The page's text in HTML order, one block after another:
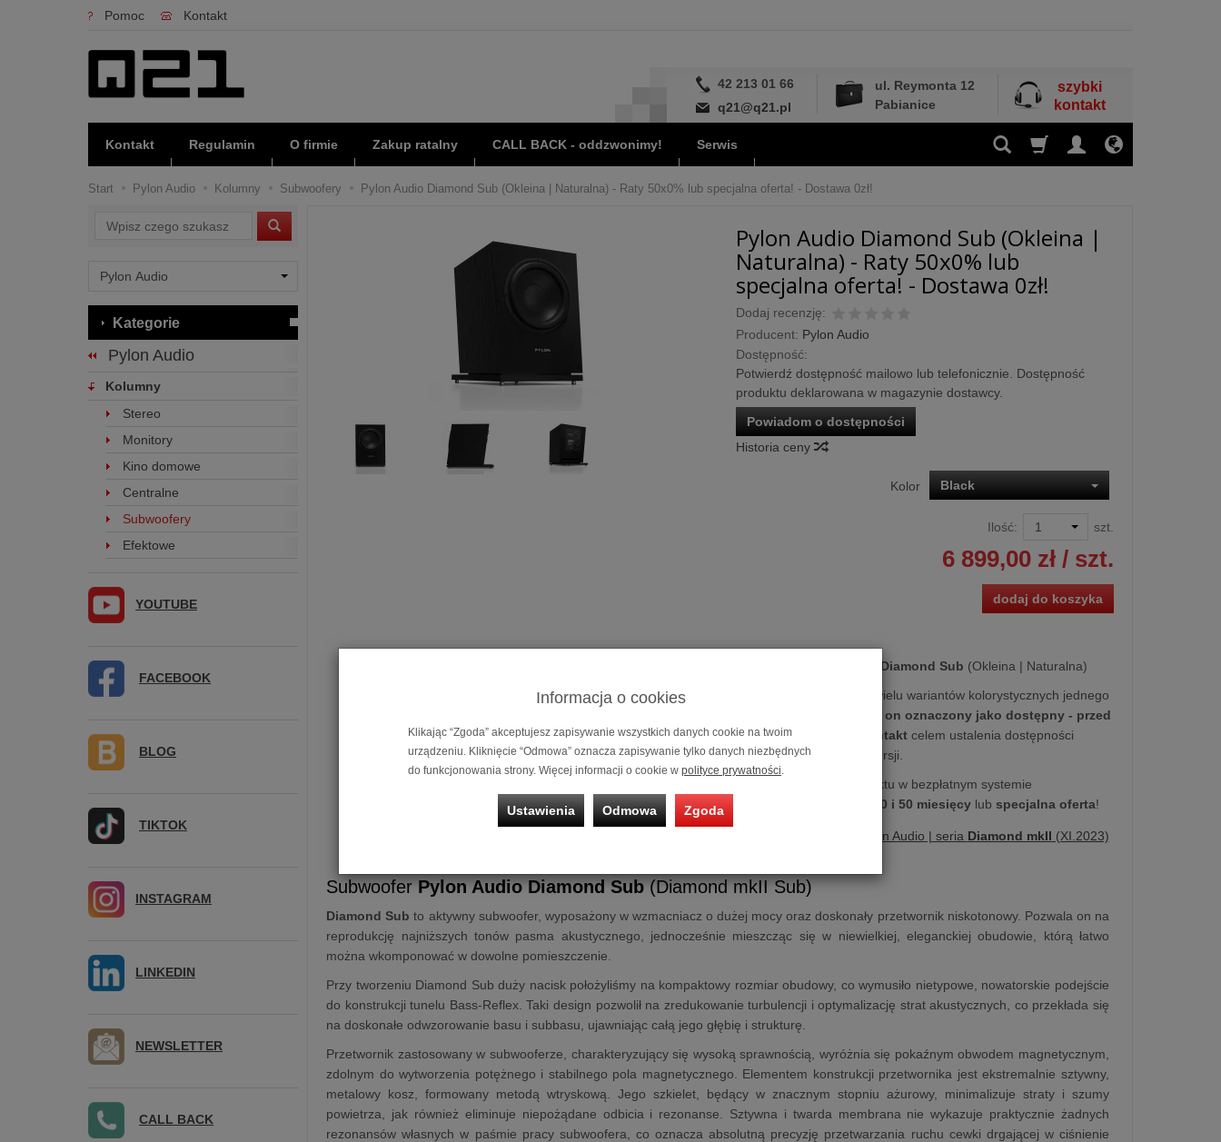
Pomoc Kontakt
42 213 01 66
q21@q21.pl
ul. Reymonta 12
Pabianice
szybki
kontakt
Kontakt Regulamin O firmie Zakup ratalny CALL BACK - oddzwonimy! Serwis
Start Pylon Audio Kolumny Subwoofery Pylon Audio Diamond Sub (Okleina | Naturalna) - Raty 50x0% lub specjalna oferta! - Dostawa 0zł!
Pylon Audio Diamond Sub (Okleina |
Naturalna) - Raty 50x0% lub
specjalna oferta! - Dostawa 0zł!
Dodaj recenzję:
Producent: Pylon Audio
Dostępność:
Potwierdź dostępność mailowo lub telefonicznie. Dostępność
produktu deklarowana w magazynie dostawcy.
Powiadom o dostępności
Historia ceny
Kolor Black
Ilość: szt.
6 899,00 zł/ szt.
dodaj do koszyka
Pylon Audio Diamond Sub (Okleina | Naturalna)
Z uwagi na prezentację wielu wariantów kolorystycznych jednego
gdy jest on oznaczony jako dostępny - przed
zakupem prosimy o kontaktcelem ustalenia dostępności
wybranej przez Ciebie wersji.
Możliwość zakupu produktu w bezpłatnym systemie
10, 20, 30 i 50 miesięcylub specjalna oferta!
Prezentujemy | Pylon Audio | seria Diamond mkII (XI.2023)
SubwooferPylon Audio Diamond Sub(Diamond mkII Sub)
Diamond Sub to aktywny subwoofer, wyposażony w wzmacniacz o dużej mocy oraz doskonały przetwornik niskotonowy. Pozwala on na
reprodukcję najniższych tonów pasma akustycznego, jednocześnie mieszcząc się w niewielkiej, eleganckiej obudowie, którą łatwo
można wkomponować w dowolne pomieszczenie.
Przy tworzeniu Diamond Sub duży nacisk położyliśmy na kompaktowy rozmiar obudowy, co wymusiło nietypowe, nowatorskie podejście
do konstrukcji tunelu Bass-Reflex. Taki design pozwolił na zredukowanie turbulencji i optymalizację strat akustycznych, co przekłada się
na doskonałe odwzorowanie basu i subbasu, ujawniając całą jego głębię i strukturę.
Przetwornik zastosowany w subwooferze, charakteryzujący się wysoką sprawnością, wyróżnia się pokaźnym obwodem magnetycznym,
zdolnym do wytworzenia potężnego i stabilnego pola magnetycznego. Elementem konstrukcji przetwornika jest ekstremalnie sztywny,
metalowy kosz, formowany metodą wtryskową. Jego szkielet, będący w znacznym stopniu ażurowy, minimalizuje straty i szumy
powietrza, jak również eliminuje niepożądane odbicia i rezonanse. Sztywna i twarda membrana nie wykazuje praktycznie żadnych
rezonansów własnych w paśmie pracy subwoofera, co oznacza absolutną precyzję przetwarzania ruchu cewki drgającej w ciśnienie
Wyszukaj
Kategorie
Pylon Audio
Kolumny
Stereo
Monitory
Kino domowe
Centralne
Subwoofery
Efektowe
YOUTUBE
FACEBOOK
BLOG
TIKTOK
INSTAGRAM
LINKEDIN
NEWSLETTER
CALL BACK
Informacja o cookies
Klikając “Zgoda” akceptujesz zapisywanie wszystkich danych cookie na twoim
urządzeniu. Kliknięcie “Odmowa” oznacza zapisywanie tylko danych niezbędnych
do funkcjonowania strony. Więcej informacji o cookie w polityce prywatności.
Ustawienia Odmowa Zgoda